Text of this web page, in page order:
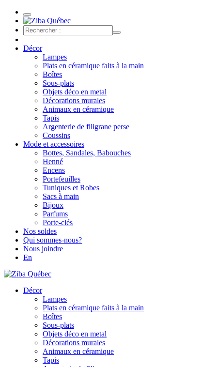
Décor
Lampes
Plats en céramique faits à la main
Boîtes
Sous-plats
Objets déco en metal
Décorations murales
Animaux en céramique
Tapis
Argenterie de filigrane perse
Coussins
Mode et accessoires
Bottes, Sandales, Babouches
Henné
Encens
Portefeuilles
Tuniques et Robes
Sacs à main
Bijoux
Parfums
Porte-clés
Nos soldes
Qui sommes-nous?
Nous joindre
En
Décor
Lampes
Plats en céramique faits à la main
Boîtes
Sous-plats
Objets déco en metal
Décorations murales
Animaux en céramique
Tapis